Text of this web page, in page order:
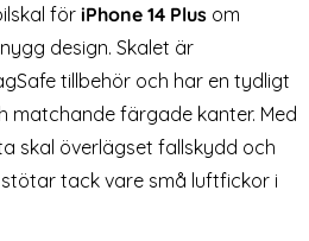
föriPhone 14 Plus om
design. Skalet är
tillbehör och har en tydligt
matchande färgade kanter. Med
skal överlägset fallskydd och
tack vare små luftfickor i